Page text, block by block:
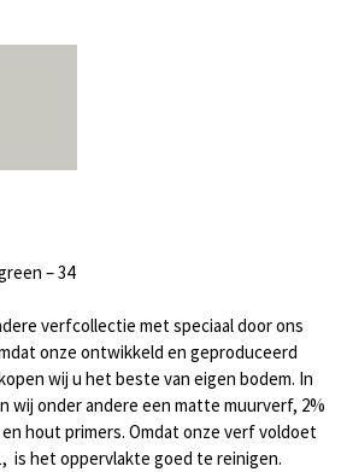
– 34
verfcollectie met speciaal door ons
onze ontwikkeld en geproduceerd
wij u het beste van eigen bodem. In
wij onder andere een matte muurverf, 2%
hout primers. Omdat onze verf voldoet
is het oppervlakte goed te reinigen.